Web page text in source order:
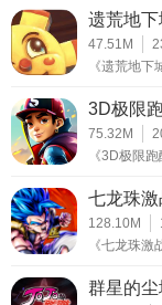
遗荒地
47.51M
《遗荒地
3D极限
75.32M
《3D极限
七龙珠
128.10M
《七龙珠
群星的尘